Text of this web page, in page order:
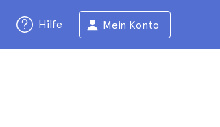
Hilfe Mein Konto